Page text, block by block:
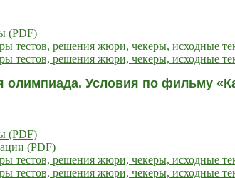
(PDF)
тестов, решения жюри, чекеры, исходные
тестов, решения жюри, чекеры, исходные
олимпиада. Условия по фильму
(PDF)
(PDF)
тестов, решения жюри, чекеры, исходные
тестов, решения жюри, чекеры, исходные